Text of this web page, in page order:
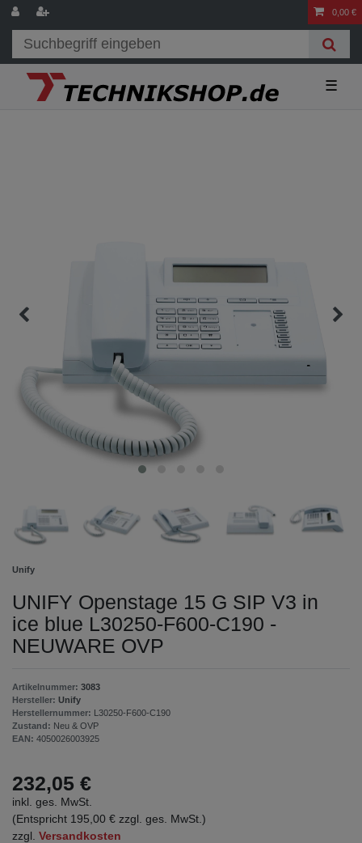
0,00 €
☰
Unify
UNIFY Openstage 15 G SIP V3 in
ice blue L30250-F600-C190 -
NEUWARE OVP
Artikelnummer: 3083
Hersteller: Unify
Herstellernummer: L30250-F600-C190
Zustand: Neu & OVP
EAN: 4050026003925
232,05 €
inkl. ges. MwSt.
(Entspricht 195,00 € zzgl. ges. MwSt.)
zzgl. Versandkosten